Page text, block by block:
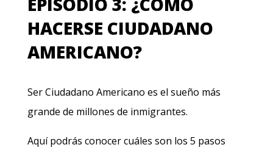
HACERSE CIUDADANO
AMERICANO?
Ser Ciudadano Americano es el sueño más
grande de millones de inmigrantes.
Aquí podrás conocer cuáles son los 5 pasos